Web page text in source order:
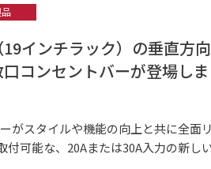
インチラック）の垂直方
コンセントバーが登場しま
がスタイルや機能の向上と共に全面
付可能な、20Aまたは30A入力の新し